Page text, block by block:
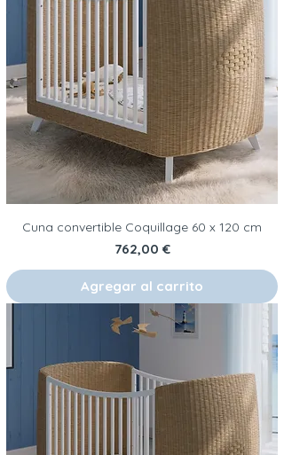
Cuna convertible Coquillage 60 x 120 cm
Precio
762,00 €
Agregar al carrito